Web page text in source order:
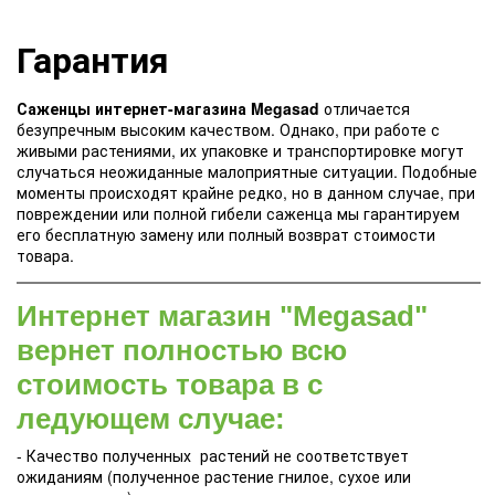
Гарантия
Саженцы интернет-магазина Megasad отличается
безупречным высоким качеством. Однако, при работе с
живыми растениями, их упаковке и транспортировке могут
случаться неожиданные малоприятные ситуации. Подобные
моменты происходят крайне редко, но в данном случае, при
повреждении или полной гибели саженца мы гарантируем
его бесплатную замену или полный возврат стоимости
товара.
Интернет магазин "Megasad"
вернет полностью всю
стоимость товара в с
ледующем случае:
- Качество полученных растений не соответствует
ожиданиям (полученное растение гнилое, сухое или